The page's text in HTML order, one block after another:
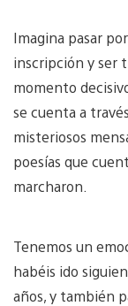
Imagina pasar
inscripción y ser
momento
se cuenta a
misteriosos
poesías que
marcharon.
Tenemos un
habéis ido
años, y también